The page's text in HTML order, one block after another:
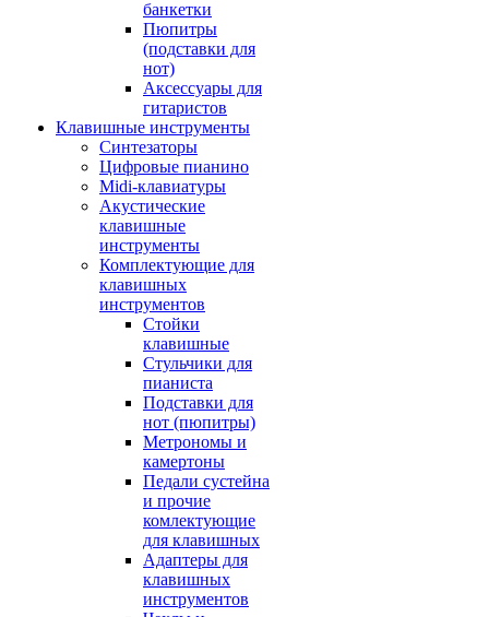
банкетки
Пюпитры
(подставки для
нот)
Аксессуары для
гитаристов
Клавишные инструменты
Синтезаторы
Цифровые пианино
Midi-клавиатуры
Акустические
клавишные
инструменты
Комплектующие для
клавишных
инструментов
Стойки
клавишные
Стульчики для
пианиста
Подставки для
нот (пюпитры)
Метрономы и
камертоны
Педали сустейна
и прочие
комлектующие
для клавишных
Адаптеры для
клавишных
инструментов